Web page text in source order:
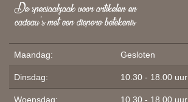
De speciaalzaak voor artikelen en
cadeau's met een diepere betekenis
Maandag: Gesloten
Dinsdag: 10.30 - 18.00 uur
Woensdag: 10.30 - 18.00 uur